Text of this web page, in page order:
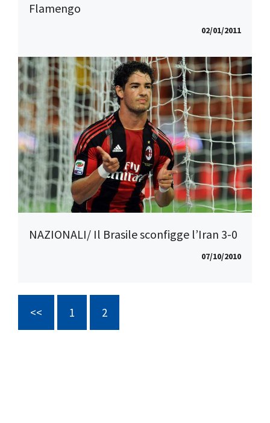
Flamengo
02/01/2011
NAZIONALI/ Il Brasile sconfigge l’Iran 3-0
07/10/2010
<< 1 2